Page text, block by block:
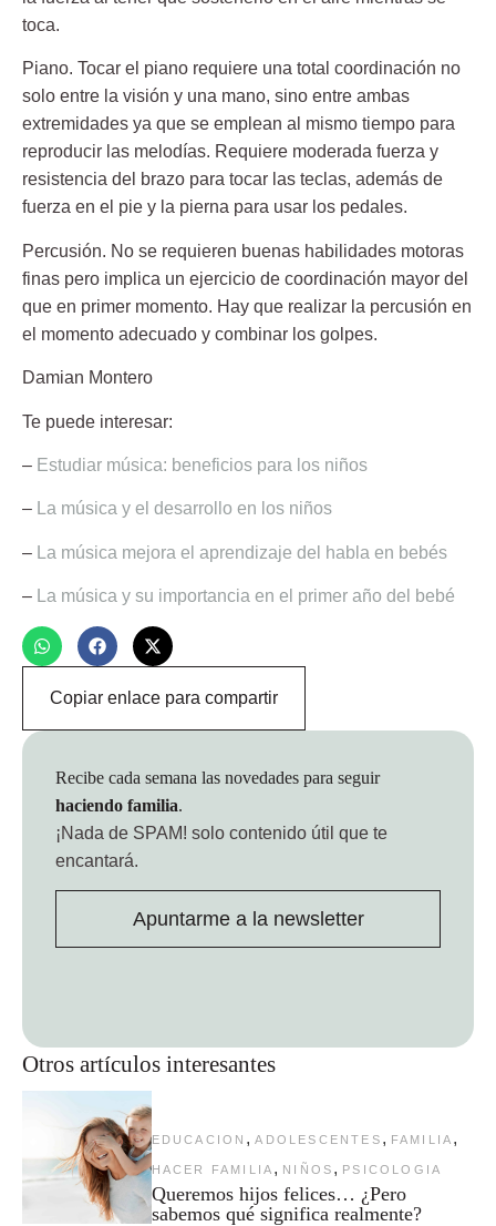
toca.
Piano. Tocar el piano requiere una total coordinación no
solo entre la visión y una mano, sino entre ambas
extremidades ya que se emplean al mismo tiempo para
reproducir las melodías. Requiere moderada fuerza y
resistencia del brazo para tocar las teclas, además de
fuerza en el pie y la pierna para usar los pedales.
Percusión. No se requieren buenas habilidades motoras
finas pero implica un ejercicio de coordinación mayor del
que en primer momento. Hay que realizar la percusión en
el momento adecuado y combinar los golpes.
Damian Montero
Te puede interesar:
– Estudiar música: beneficios para los niños
– La música y el desarrollo en los niños
– La música mejora el aprendizaje del habla en bebés
– La música y su importancia en el primer año del bebé
Copiar enlace para compartir
Otros artículos interesantes
EDUCACION , ADOLESCENTES , FAMILIA ,
HACER FAMILIA , NIÑOS , PSICOLOGIA
Queremos hijos felices… ¿Pero
sabemos qué significa realmente?
Recibe cada semana las novedades para seguir
haciendo familia.
¡Nada de SPAM! solo contenido útil que te
encantará.
Apuntarme a la newsletter